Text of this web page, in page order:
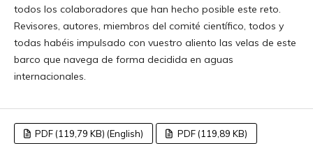
todos los colaboradores que han hecho posible este reto.
Revisores, autores, miembros del comité científico, todos y
todas habéis impulsado con vuestro aliento las velas de este
barco que navega de forma decidida en aguas
internacionales.
PDF (119,79 KB) (English) PDF (119,89 KB)